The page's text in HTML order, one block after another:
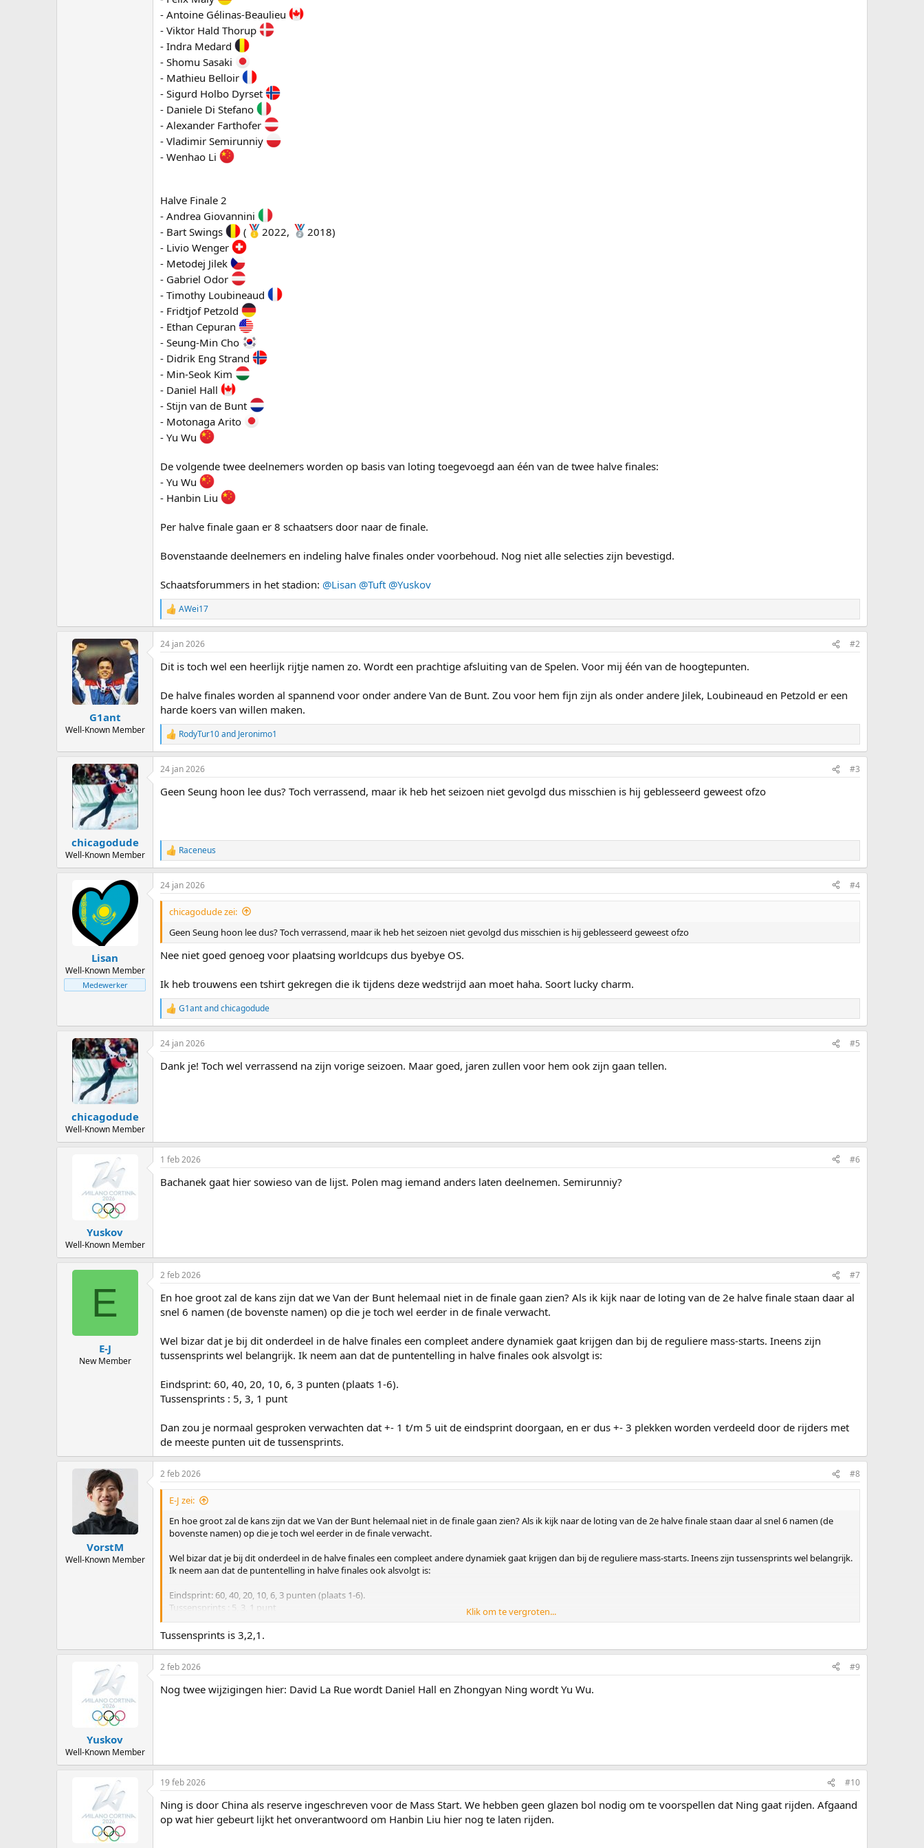
- Antoine Gélinas-Beaulieu
- Viktor Hald Thorup
- Indra Medard
- Shomu Sasaki
- Mathieu Belloir
- Sigurd Holbo Dyrset
- Daniele Di Stefano
- Alexander Farthofer
- Vladimir Semirunniy
- Wenhao Li
Halve Finale 2
- Andrea Giovannini
- Bart Swings
( 2022,
2018)
- Livio Wenger
- Metodej Jilek
- Gabriel Odor
- Timothy Loubineaud
- Fridtjof Petzold
- Ethan Cepuran
- Seung-Min Cho
- Didrik Eng Strand
- Min-Seok Kim
- Daniel Hall
- Stijn van de Bunt
- Motonaga Arito
- Yu Wu
De volgende twee deelnemers worden op basis van loting toegevoegd aan één van de twee halve finales:
- Yu Wu
- Hanbin Liu
Per halve finale gaan er 8 schaatsers door naar de finale.
Bovenstaande deelnemers en indeling halve finales onder voorbehoud. Nog niet alle selecties zijn bevestigd.
Schaatsforummers in het stadion: @Lisan @Tuft @Yuskov
R
e
a
c
i
n
s
:
AWei17
G1ant
Well-Known Member
24 jan 2026 #2
Dit is toch wel een heerlijk rijtje namen zo. Wordt een prachtige afsluiting van de Spelen. Voor mij één van de hoogtepunten.
De halve finales worden al spannend voor onder andere Van de Bunt. Zou voor hem fijn zijn als onder andere Jilek, Loubineaud en Petzold er een
harde koers van willen maken.
R
e
a
c
i
:
RodyTur10and Jeronimo1
chicagodude
Well-Known Member
24 jan 2026 #3
Geen Seung hoon lee dus? Toch verrassend, maar ik heb het seizoen niet gevolgd dus misschien is hij geblesseerd geweest ofzo
R
e
a
c
t
n
s
:
Raceneus
Lisan
Well-Known Member
Medewerker
24 jan 2026 #4
chicagodude zei:
Geen Seung hoon lee dus? Toch verrassend, maar ik heb het seizoen niet gevolgd dus misschien is hij geblesseerd geweest ofzo
Nee niet goed genoeg voor plaatsing worldcups dus byebye OS.
Ik heb trouwens een tshirt gekregen die ik tijdens deze wedstrijd aan moet haha. Soort lucky charm.
R
e
a
c
i
G1antandchicagodude
chicagodude
Well-Known Member
24 jan 2026 #5
Dank je! Toch wel verrassend na zijn vorige seizoen. Maar goed, jaren zullen voor hem ook zijn gaan tellen.
Yuskov
Well-Known Member
1 feb 2026 #6
Bachanek gaat hier sowieso van de lijst. Polen mag iemand anders laten deelnemen. Semirunniy?
E
E-J
New Member
2 feb 2026 #7
En hoe groot zal de kans zijn dat we Van der Bunt helemaal niet in de finale gaan zien? Als ik kijk naar de loting van de 2e halve finale staan daar al
snel 6 namen (de bovenste namen) op die je toch wel eerder in de finale verwacht.
Wel bizar dat je bij dit onderdeel in de halve finales een compleet andere dynamiek gaat krijgen dan bij de reguliere mass-starts. Ineens zijn
tussensprints wel belangrijk. Ik neem aan dat de puntentelling in halve finales ook alsvolgt is:
Eindsprint: 60, 40, 20, 10, 6, 3 punten (plaats 1-6).
Tussensprints : 5, 3, 1 punt
Dan zou je normaal gesproken verwachten dat +- 1 t/m 5 uit de eindsprint doorgaan, en er dus +- 3 plekken worden verdeeld door de rijders met
de meeste punten uit de tussensprints.
VorstM
Well-Known Member
2 feb 2026 #8
E-J zei:
En hoe groot zal de kans zijn dat we Van der Bunt helemaal niet in de finale gaan zien? Als ik kijk naar de loting van de 2e halve finale staan daar al snel 6 namen (de
bovenste namen) op die je toch wel eerder in de finale verwacht.
Wel bizar dat je bij dit onderdeel in de halve finales een compleet andere dynamiek gaat krijgen dan bij de reguliere mass-starts. Ineens zijn tussensprints wel belangrijk.
Ik neem aan dat de puntentelling in halve finales ook alsvolgt is:
Eindsprint: 60, 40, 20, 10, 6, 3 punten (plaats 1-6).
Tussensprints : 5, 3, 1 punt
Dan zou je normaal gesproken verwachten dat +- 1 t/m 5 uit de eindsprint doorgaan, en er dus +- 3 plekken worden verdeeld door de rijders met de meeste punten uit
de tussensprints
Klik om te vergroten...
Tussensprints is 3,2,1.
Yuskov
Well-Known Member
2 feb 2026 #9
Nog twee wijzigingen hier: David La Rue wordt Daniel Hall en Zhongyan Ning wordt Yu Wu.
19 feb 2026 #10
Ning is door China als reserve ingeschreven voor de Mass Start. We hebben geen glazen bol nodig om te voorspellen dat Ning gaat rijden. Afgaand
op wat hier gebeurt lijkt het onverantwoord om Hanbin Liu hier nog te laten rijden.